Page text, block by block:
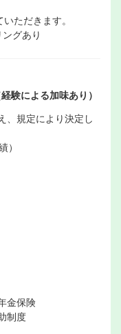
ただきます。
グあり
験による加味あり）
、規定により決定し
）
金保険
制度